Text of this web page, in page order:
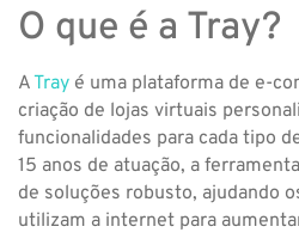
O que é a Tray?
ATray é uma plataforma de e-
criação de lojas virtuais
funcionalidades para cada tipo
15 anos de atuação, a
de soluções robusto, ajudando
utilizam a internet para